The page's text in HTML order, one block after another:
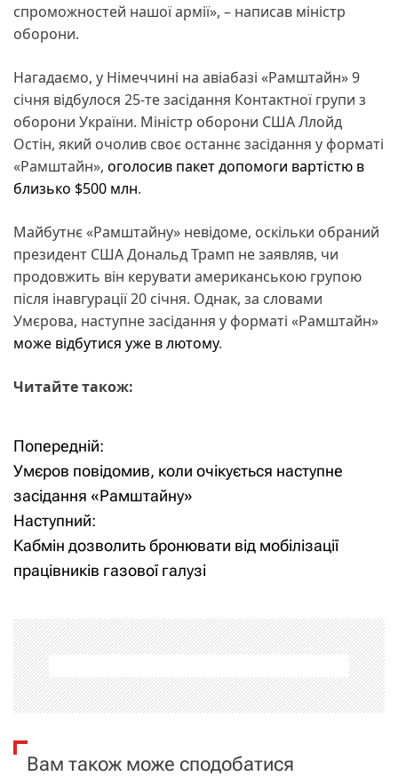
спроможностей нашої армії», – написав міністр
оборони.
Нагадаємо, у Німеччині на авіабазі «Рамштайн» 9
січня відбулося 25-те засідання Контактної групи з
оборони України. Міністр оборони США Ллойд
Остін, який очолив своє останнє засідання у форматі
«Рамштайн», оголосив пакет допомоги вартістю в
близько $500 млн.
Майбутнє «Рамштайну» невідоме, оскільки обраний
президент США Дональд Трамп не заявляв, чи
продовжить він керувати американською групою
після інавгурації 20 січня. Однак, за словами
Умєрова, наступне засідання у форматі «Рамштайн»
може відбутися уже в лютому.
Читайте також:
Н
а
в
і
а
ц
і
я
Попередній:
Умєров повідомив, коли очікується наступне
засідання «Рамштайну»
Наступний:
Кабмін дозволить бронювати від мобілізації
працівників газової галузі
Вам також може сподобатися